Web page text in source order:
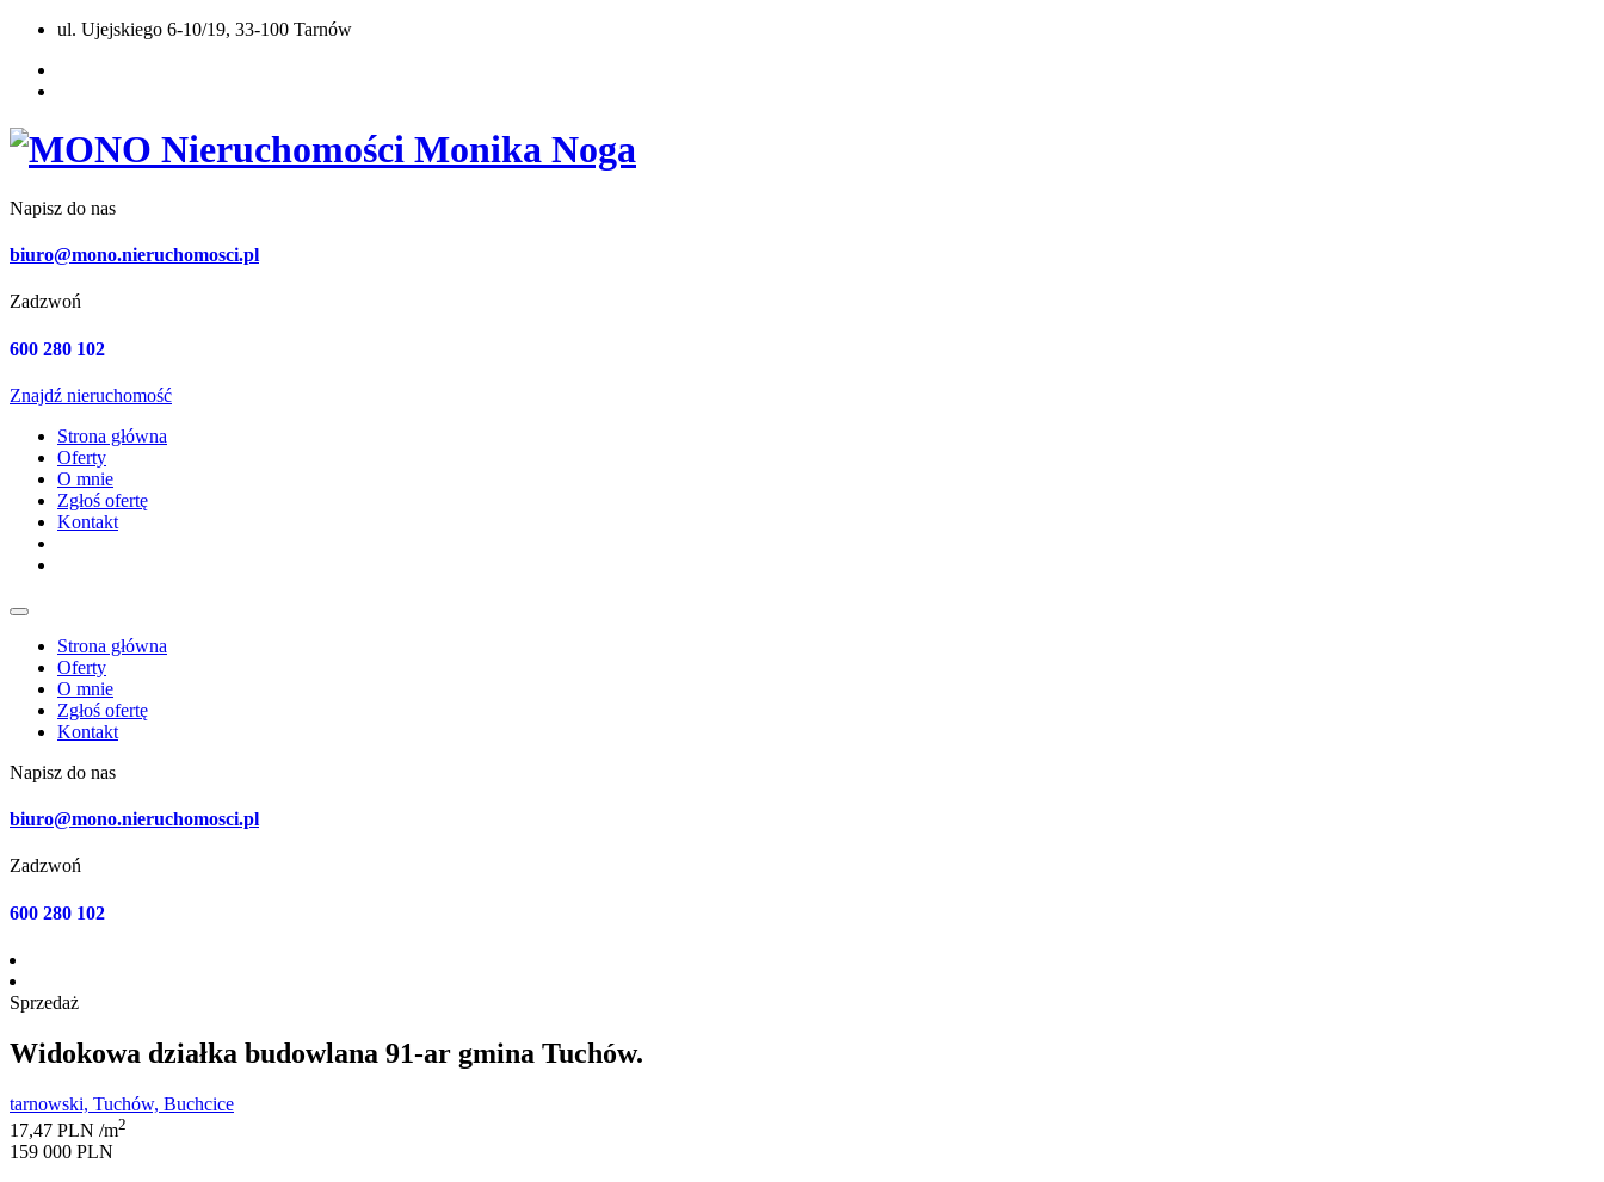
ul. Ujejskiego 6-10/19, 33-100 Tarnów
Napisz do nas
biuro@mono.nieruchomosci.pl
Zadzwoń
600 280 102
Znajdź nieruchomość
Strona główna
Oferty
O mnie
Zgłoś ofertę
Kontakt
Strona główna
Oferty
O mnie
Zgłoś ofertę
Kontakt
Napisz do nas
biuro@mono.nieruchomosci.pl
Zadzwoń
600 280 102
Sprzedaż
Widokowa działka budowlana 91-ar gmina Tuchów.
tarnowski, Tuchów, Buchcice
17,47 PLN /m2
159 000 PLN